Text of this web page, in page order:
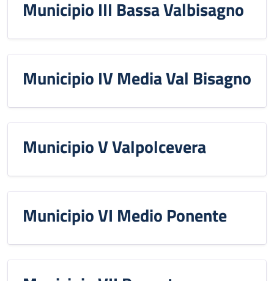
Municipio III Bassa Valbisagno
Municipio IV Media Val Bisagno
Municipio V Valpolcevera
Municipio VI Medio Ponente